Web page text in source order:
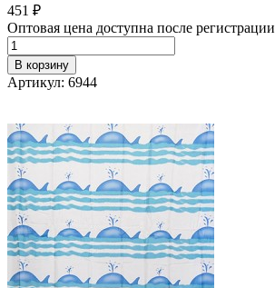
451 ₽
Оптовая цена доступна после регистрации
В корзину
Артикул: 6944